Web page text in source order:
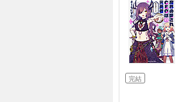
完結